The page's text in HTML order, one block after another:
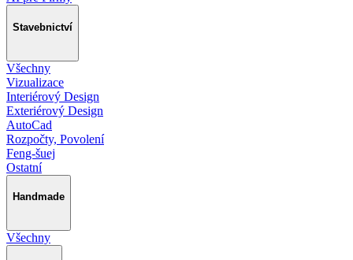
Stavebnictví
Všechny
Vizualizace
Interiérový Design
Exteriérový Design
AutoCad
Rozpočty, Povolení
Feng-šuej
Ostatní
Handmade
Všechny